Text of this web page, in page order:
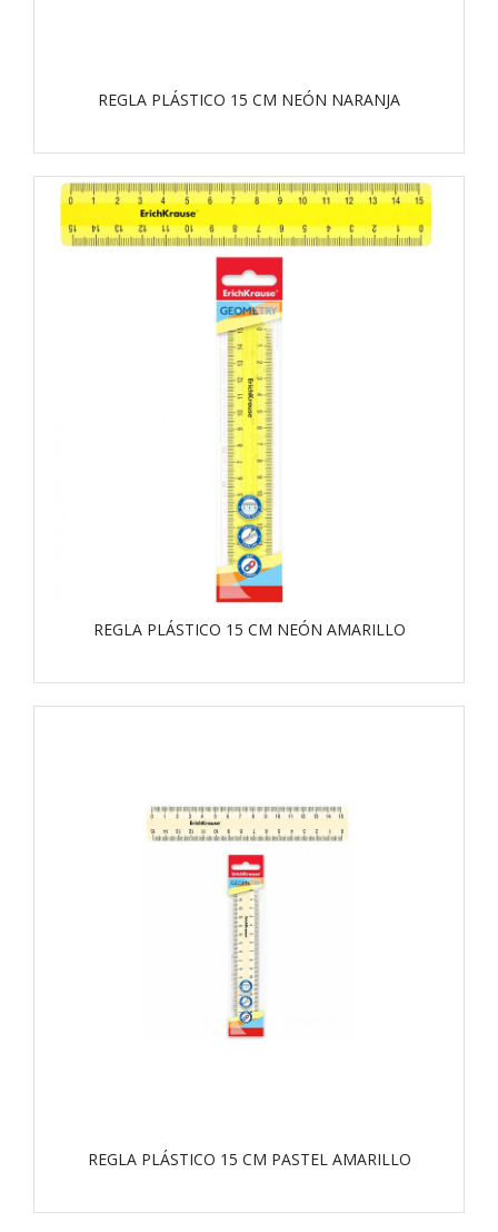
REGLA PLÁSTICO 15 CM NEÓN NARANJA
REGLA PLÁSTICO 15 CM NEÓN AMARILLO
REGLA PLÁSTICO 15 CM PASTEL AMARILLO